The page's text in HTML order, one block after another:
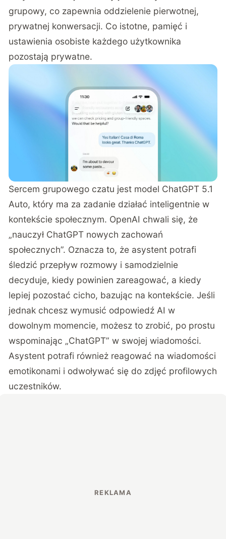
grupowy, co zapewnia oddzielenie pierwotnej,
prywatnej konwersacji. Co istotne, pamięć i
ustawienia osobiste każdego użytkownika
pozostają prywatne.
Sercem grupowego czatu jest model ChatGPT 5.1
Auto, który ma za zadanie działać inteligentnie w
kontekście społecznym. OpenAI chwali się, że
„nauczył ChatGPT nowych zachowań
społecznych”. Oznacza to, że asystent potrafi
śledzić przepływ rozmowy i samodzielnie
decyduje, kiedy powinien zareagować, a kiedy
lepiej pozostać cicho, bazując na kontekście. Jeśli
jednak chcesz wymusić odpowiedź AI w
dowolnym momencie, możesz to zrobić, po prostu
wspominając „ChatGPT” w swojej wiadomości.
Asystent potrafi również reagować na wiadomości
emotikonami i odwoływać się do zdjęć profilowych
uczestników.